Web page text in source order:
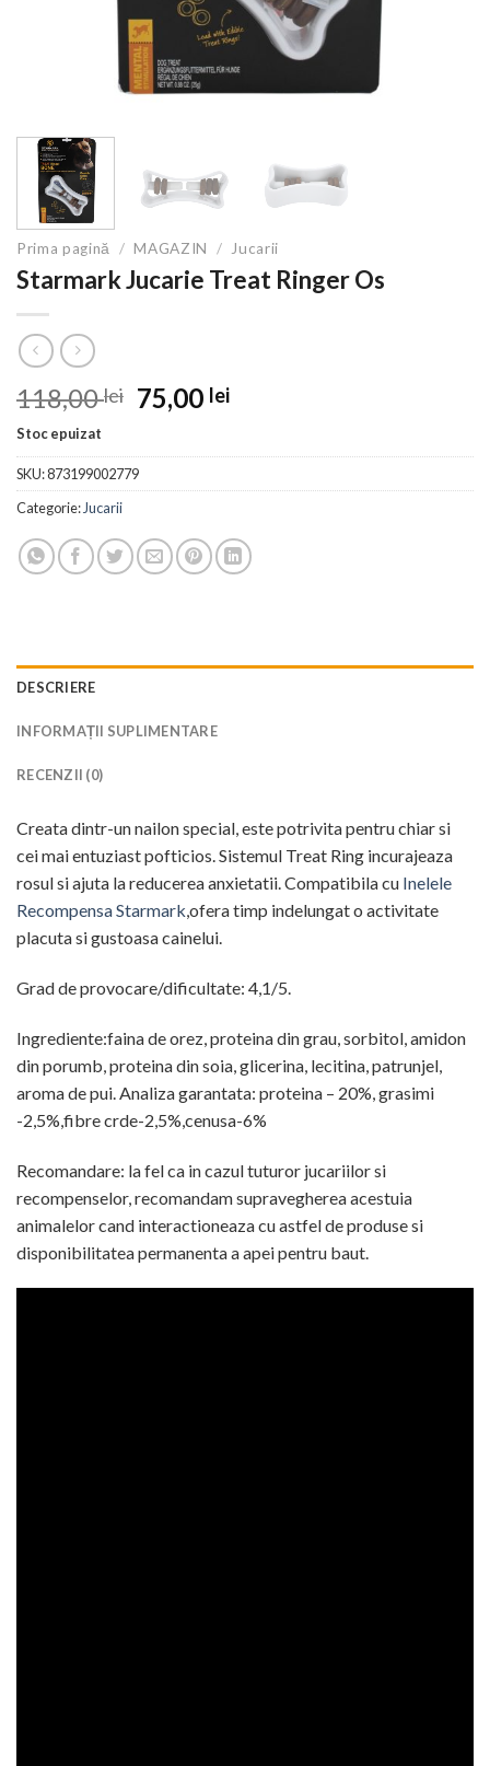
Prima pagină / MAGAZIN / Jucarii
Starmark Jucarie Treat Ringer Os
118,00lei Prețul
inițial
a
fost:
118,00 lei.
75,00 leiPrețul
este:
Stoc epuizat
SKU:873199002779
Categorie: Jucarii
DESCRIERE
INFORMAȚII SUPLIMENTARE
RECENZII (0)
Creata dintr-un nailon special, este potrivita pentru chiar si
cei mai entuziast pofticios. Sistemul Treat Ring incurajeaza
rosul si ajuta la reducerea anxietatii. Compatibila cu Inelele
Recompensa Starmark,ofera timp indelungat o activitate
placuta si gustoasa cainelui.
Grad de provocare/dificultate: 4,1/5.
Ingrediente:faina de orez, proteina din grau, sorbitol, amidon
din porumb, proteina din soia, glicerina, lecitina, patrunjel,
aroma de pui. Analiza garantata: proteina – 20%, grasimi
-2,5%,fibre crde-2,5%,cenusa-6%
Recomandare: la fel ca in cazul tuturor jucariilor si
recompenselor, recomandam supravegherea acestuia
animalelor cand interactioneaza cu astfel de produse si
disponibilitatea permanenta a apei pentru baut.